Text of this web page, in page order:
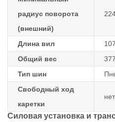
радиус поворота
(внешний)
Длина вил
Общий вес
Тип шин
Свободный ход
каретки
нет
Силовая установка и